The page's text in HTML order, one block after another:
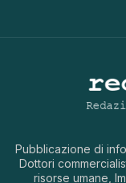
Pubblicazione di
Dottori
risorse umane,